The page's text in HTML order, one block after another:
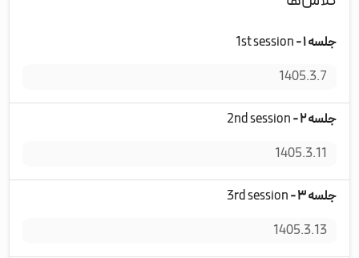
جلسه ۱ - 1st session
1405.3.7
جلسه ۲ - 2nd session
1405.3.11
جلسه ۳ - 3rd session
1405.3.13